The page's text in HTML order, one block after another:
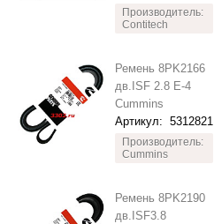
Производитель:
Contitech
Ремень 8PK2166
дв.ISF 2.8 E-4
Cummins
Артикул: 5312821
Производитель:
Cummins
Ремень 8PK2190
дв.ISF3.8